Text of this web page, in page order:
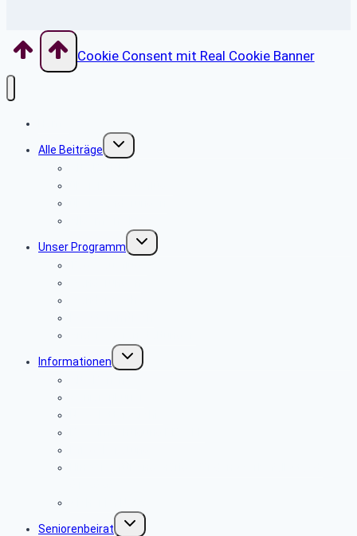
Cookie Consent mit Real Cookie Banner
Alle Beiträge
Untermenü
umschalten
Unser Programm
Untermenü
umschalten
Informationen
Untermenü
umschalten
Seniorenbeirat
Untermenü
umschalten